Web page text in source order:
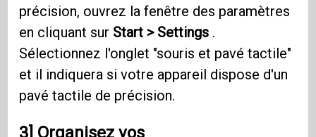
précision, ouvrez la fenêtre des paramètres
en cliquant sur Start > Settings .
Sélectionnez l'onglet "souris et pavé tactile"
et il indiquera si votre appareil dispose d'un
pavé tactile de précision.
3] Organisez vos